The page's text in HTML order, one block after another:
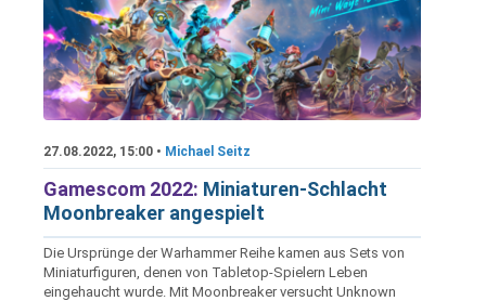
27.08.2022, 15:00 • Michael Seitz
Gamescom 2022: Miniaturen-Schlacht
Moonbreaker angespielt
Die Ursprünge der Warhammer Reihe kamen aus Sets von
Miniaturfiguren, denen von Tabletop-Spielern Leben
eingehaucht wurde. Mit Moonbreaker versucht Unknown